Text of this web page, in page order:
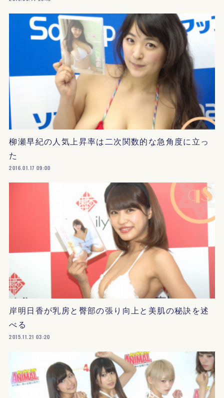
柳瀬早紀の人気上昇率は二次関数的な急角度に立っ
た
2016.01.17 09:00
岸明日香が乳房と臀部の張り向上と美肌の秘訣を述
べる
2015.11.21 03:20